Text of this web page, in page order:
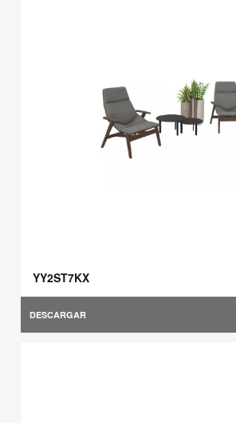
YY2ST7KX
DESCARGAR